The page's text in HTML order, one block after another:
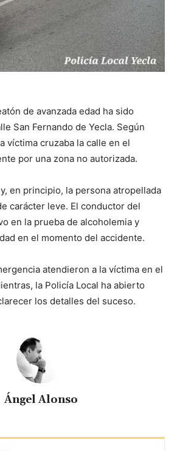
de avanzada edad ha sido
San Fernando de Yecla. Según
víctima cruzaba la calle en el
por una zona no autorizada.
en principio, la persona atropellada
carácter leve. El conductor del
en la prueba de alcoholemia y
en el momento del accidente.
atendieron a la víctima en el
la Policía Local ha abierto
los detalles del suceso.
Ángel Alonso